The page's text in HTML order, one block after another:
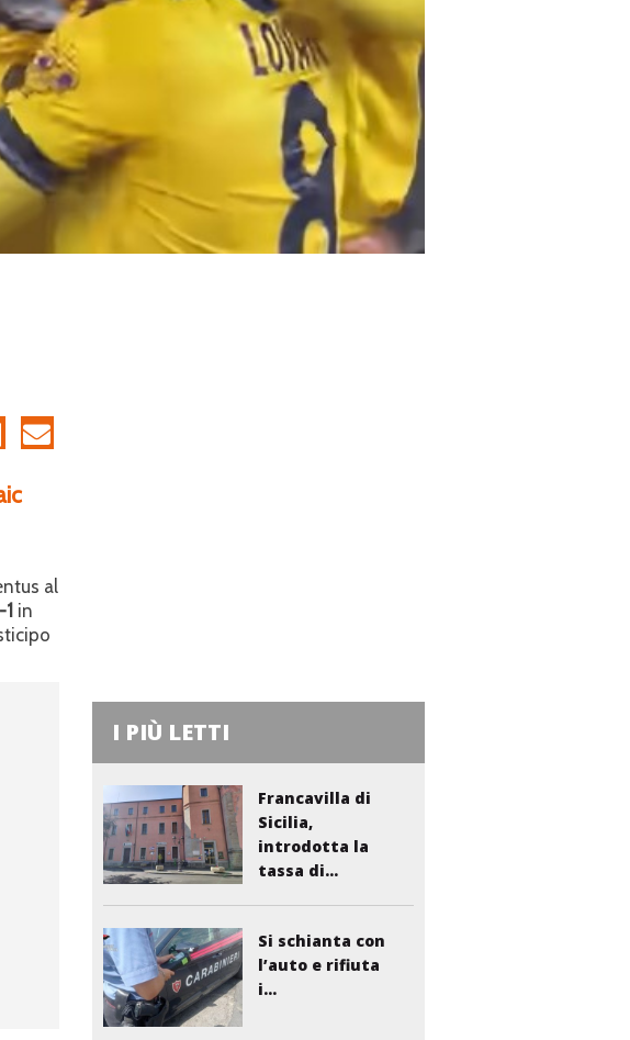
al
1 in
I PIÙ LETTI
Francavilla di
Sicilia,
introdotta la
tassa di...
Si schianta con
l’auto e rifiuta
i...